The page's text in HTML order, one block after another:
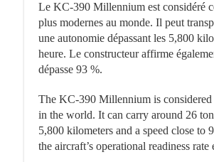
Le KC-390 Millennium est considéré
plus modernes au monde. Il peut
une autonomie dépassant les 5,800
heure. Le constructeur affirme
dépasse 93 %.
The KC-390 Millennium is
in the world. It can carry around 26
5,800 kilometers and a speed close to
the aircraft’s operational readiness rate